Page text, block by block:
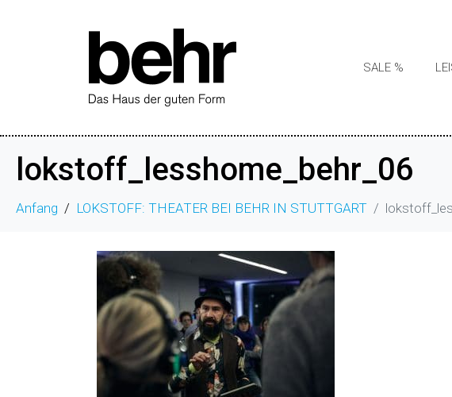
SALE %
lokstoff_lesshome_behr_06
Anfang LOKSTOFF: THEATER BEI BEHR IN STUTTGART